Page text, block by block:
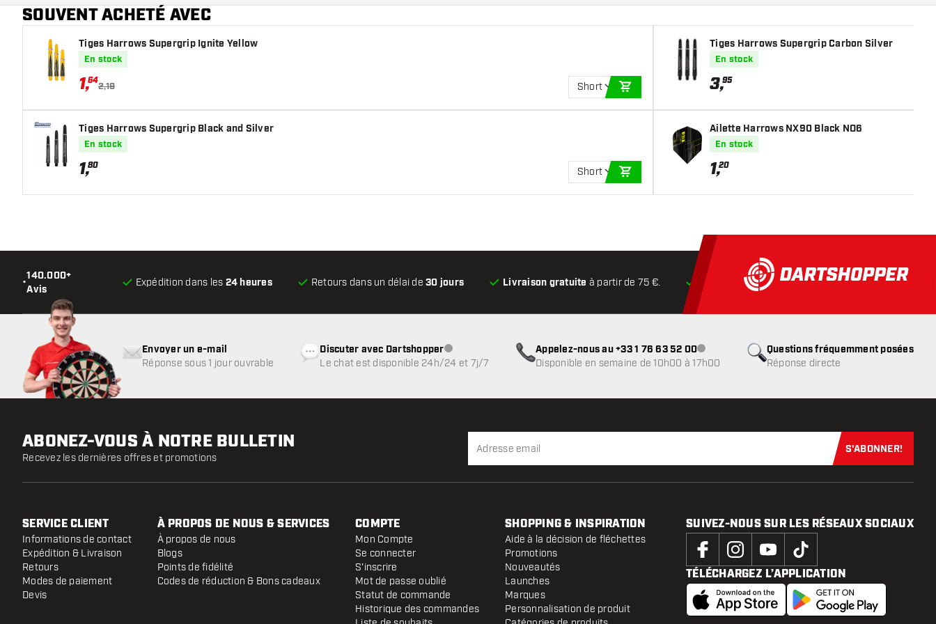
SOUVENT ACHETÉ AVEC
Tiges Harrows Supergrip Ignite Yellow
En stock
1,64
2,19 Short
AJOUTER AU PANIER
Tiges Harrows Supergrip Black and Silver
En stock
1,80
Short
AJOUTER AU PANIER
Tiges Harrows Supergrip Carbon Silver
En stock
3,95
Ailette Harrows NX90 Black NO6
En stock
1,20
•
140.000+
Avis
Expédition dans les 24 heures Retours dans un délai de30 jours Livraison gratuite à partir de 75 €. Expédition dans les24 heures Retours
Questions fréquemment posées
Réponse directe
Envoyer un e-mail
Réponse sous 1 jour ouvrable
Discuter avec DartshopperService client indisponible
Le chat est disponible 24h/24 et 7j/7
Appelez-nous au +33 1 76 63 52 00Service client indisponible
Disponible en semaine de 10h00 à 17h00
ABONEZ-VOUS À NOTRE BULLETIN
Recevez les dernières offres et promotions
Abonnez-
S'ABONNER!
SERVICE CLIENT
Informations de contact
Expédition & Livraison
Retours
Modes de paiement
Devis
À PROPOS DE NOUS & SERVICES
À propos de nous
Blogs
Points de fidélité
Codes de réduction & Bons cadeaux
COMPTE
Mon Compte
Se connecter
S'inscrire
Mot de passe oublié
Statut de commande
Historique des commandes
SHOPPING & INSPIRATION
Aide à la décision de fléchettes
Promotions
Nouveautés
Launches
Marques
Personnalisation de produit
SUIVEZ-NOUS SUR LES RÉSEAUX SOCIAUX
TÉLÉCHARGEZ L’APPLICATION